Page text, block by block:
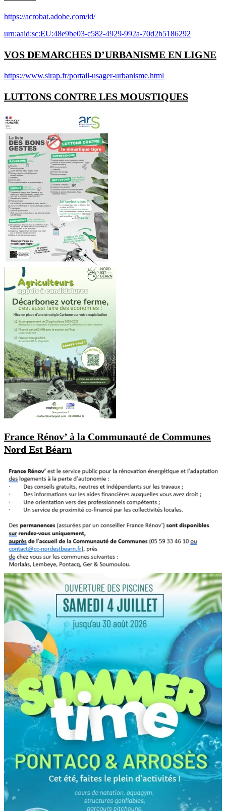
https://acrobat.adobe.com/id/
urn:aaid:sc:EU:48e9be03-c582-4929-992a-70d2b5186292
VOS DEMARCHES D’URBANISME EN LIGNE
https://www.sirap.fr/portail-usager-urbanisme.html
LUTTONS CONTRE LES MOUSTIQUES
France Rénov’ à la Communauté de Communes
Nord Est Béarn